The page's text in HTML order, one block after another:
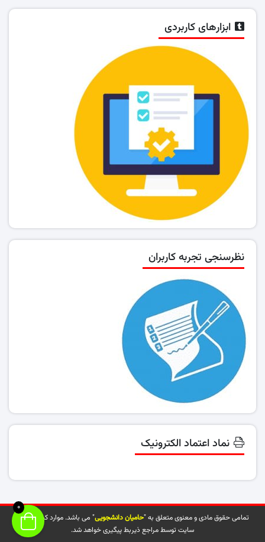
ابزارهای کاربردی
نظرسنجی تجربه کاربران
نماد اعتماد الکترونیک
تمامی حقوق مادی و معنوی متعلق به "حامیان دانشجویی" می باشد. موارد کپی شده از
سایت توسط مراجع ذیربط پیگیری خواهد شد.
0